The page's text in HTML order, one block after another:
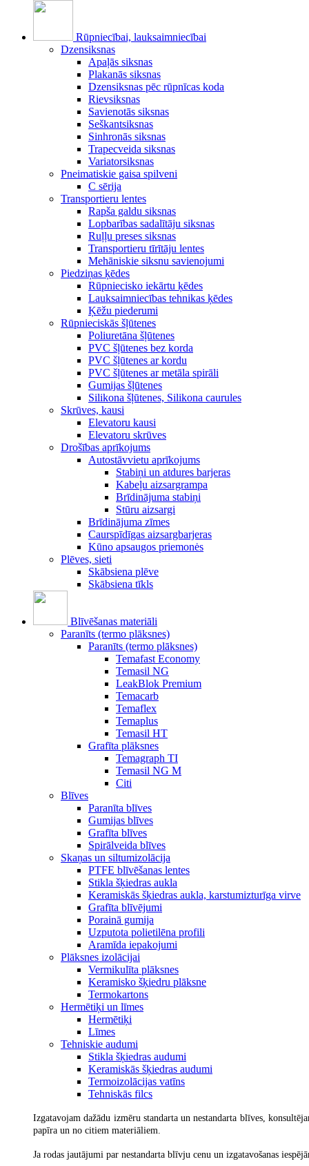
Rūpniecībai, lauksaimniecībai
Dzensiksnas
Apaļās siksnas
Plakanās siksnas
Dzensiksnas pēc rūpnīcas koda
Rievsiksnas
Savienotās siksnas
Seškantsiksnas
Sinhronās siksnas
Trapecveida siksnas
Variatorsiksnas
Pneimatiskie gaisa spilveni
C sērija
Transportieru lentes
Rapša galdu siksnas
Lopbarības sadalītāju siksnas
Ruļļu preses siksnas
Transportieru tīrītāju lentes
Mehāniskie siksnu savienojumi
Piedziņas ķēdes
Rūpniecisko iekārtu ķēdes
Lauksaimniecības tehnikas ķēdes
Ķēžu piederumi
Rūpnieciskās šļūtenes
Poliuretāna šļūtenes
PVC šļūtenes bez korda
PVC šļūtenes ar kordu
PVC šļūtenes ar metāla spirāli
Gumijas šļūtenes
Silikona šļūtenes, Silikona caurules
Skrūves, kausi
Elevatoru kausi
Elevatoru skrūves
Drošības aprīkojums
Autostāvvietu aprīkojums
Stabiņi un atdures barjeras
Kabeļu aizsargrampa
Brīdinājuma stabiņi
Stūru aizsargi
Brīdinājuma zīmes
Caurspīdīgas aizsargbarjeras
Kūno apsaugos priemonės
Plēves, sieti
Skābsiena plēve
Skābsiena tīkls
Blīvēšanas materiāli
Paranīts (termo plāksnes)
Paranīts (termo plāksnes)
Temafast Economy
Temasil NG
LeakBlok Premium
Temacarb
Temaflex
Temaplus
Temasil HT
Grafīta plāksnes
Temagraph TI
Temasil NG M
Citi
Blīves
Paranīta blīves
Gumijas blīves
Grafīta blīves
Spirālveida blīves
Skaņas un siltumizolācija
PTFE blīvēšanas lentes
Stikla šķiedras aukla
Keramiskās šķiedras aukla, karstumizturīga virve
Grafīta blīvējumi
Porainā gumija
Uzputota polietilēna profili
Aramīda iepakojumi
Plāksnes izolācijai
Vermikulīta plāksnes
Keramisko šķiedru plāksne
Termokartons
Hermētiķi un līmes
Hermētiķi
Līmes
Tehniskie audumi
Stikla šķiedras audumi
Keramiskās šķiedras audumi
Termoizolācijas vatīns
Tehniskās filcs
Izgatavojam dažādu izmēru standarta un nestandarta blīves,
papīra un no citiem materiāliem.
Ja rodas jautājumi par nestandarta blīvju cenu un izgatavošanas